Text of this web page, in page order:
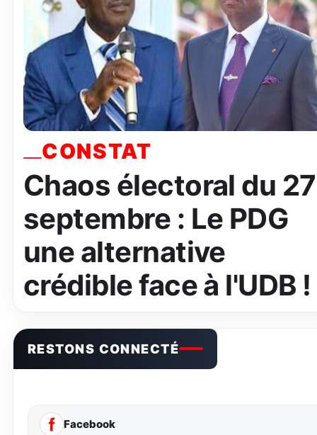
CONSTAT
Chaos électoral du 27
septembre : Le PDG
une alternative
crédible face à l'UDB !
RESTONS CONNECTÉ
Facebook